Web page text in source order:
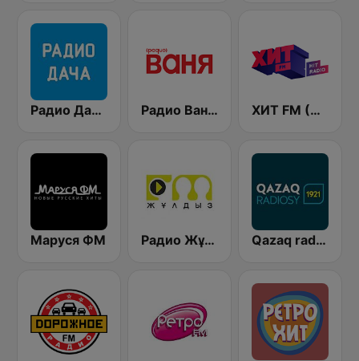
Радио Дача / Radio Dacha FM Радио Ваня (Radio Vanya) ХИТ FМ (Hit FM)
Маруся ФМ Радио Жұлдыз FM (Radio Star FM) Qazaq radiosy